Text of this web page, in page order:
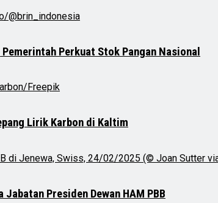
Perkuat Stok Pangan Nasional
Lirik Karbon di Kaltim
Presiden Dewan HAM PBB